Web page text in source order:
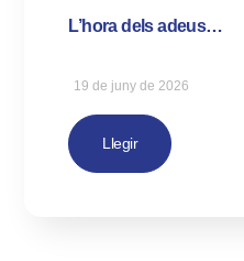
L’hora dels adeus…
19 de juny de 2026
Llegir